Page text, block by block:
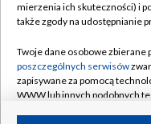
Naziemna Telewizja
Rada Programowa
System NOS
Informacje o nadawcy
mierzenia ich skuteczności) i
także zgody na udostępnianie
Twoje dane osobowe zbierane
poszczególnych serwisów
zapisywane za pomocą
WWW lub innych podobnych